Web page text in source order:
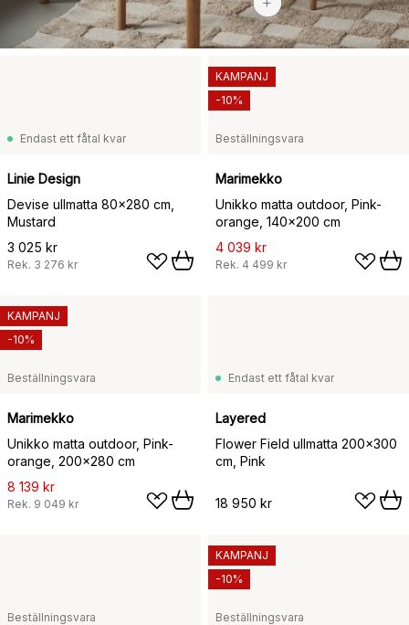
Endast ett fåtal kvar
Linie Design
Devise ullmatta 80x280 cm,
Mustard
3 025 kr
Rek. 3 276 kr
Beställningsvara
Marimekko
Unikko matta outdoor, Pink-
orange, 140x200 cm
4 039 kr
Rek. 4 499 kr
KAMPANJ
-10%
Beställningsvara
Marimekko
Unikko matta outdoor, Pink-
orange, 200x280 cm
8 139 kr
Rek. 9 049 kr
KAMPANJ
-10%
Endast ett fåtal kvar
Layered
Flower Field ullmatta 200x300
cm, Pink
18 950 kr
Beställningsvara Beställningsvara
KAMPANJ
-10%